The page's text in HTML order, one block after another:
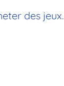
des jeux.